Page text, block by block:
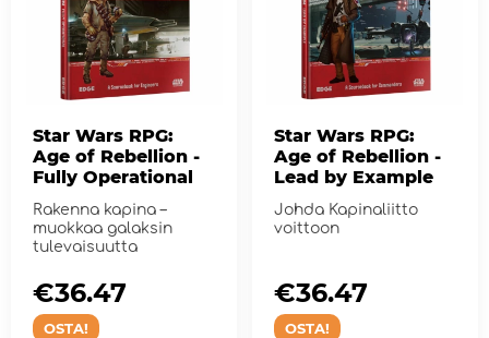
Star Wars RPG:
Age of Rebellion -
Fully Operational
Rakenna kapina –
muokkaa galaksin
tulevaisuutta
OSTA!
€36.47
Star Wars RPG:
Age of Rebellion -
Lead by Example
Johda Kapinaliitto
voittoon
OSTA!
€36.47